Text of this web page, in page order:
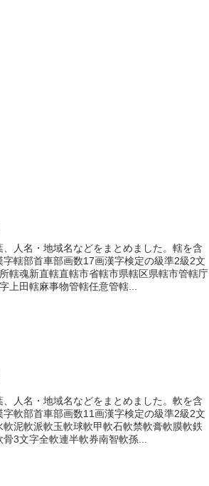
人名・地域名などをまとめました。轄を含
轄部首車部画数17画漢字検定の級準2級2文
轄魂新直轄直轄市省轄市県轄区県轄市管轄庁
上田轄麻事物管轄任意管轄...
人名・地域名などをまとめました。軟を含
軟部首車部画数11画漢字検定の級準2級2文
泥軟派軟玉軟球軟甲軟石軟禁軟膏軟膜軟鉄
3文字全軟連半軟券南智軟孫...